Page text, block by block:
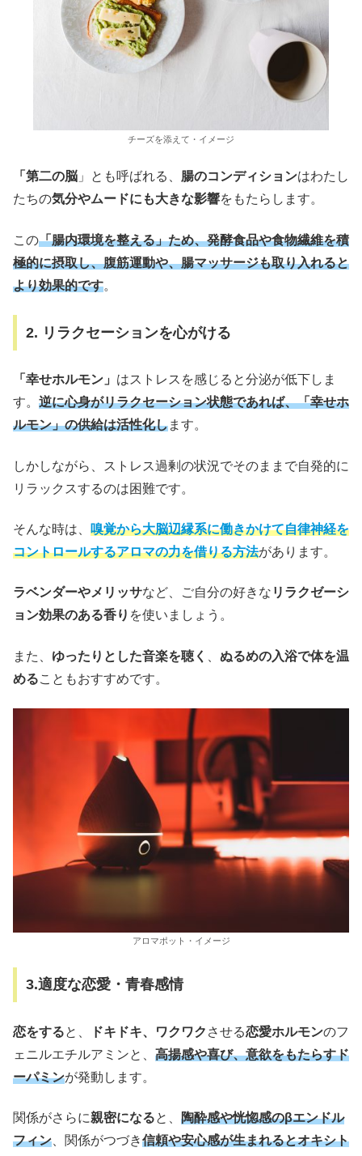
チーズを添えて・イメージ
「第二の脳 」とも呼ばれる、 腸のコンディションはわたし
たちの気分やムードにも大きな影響をもたらします。
この「腸内環境を整える」ため、発酵食品や食物繊維を積
極的に摂取し、腹筋運動や、腸マッサージも取り入れると
より効果的です。
2. リラクセーションを心がける
「幸せホルモン」 はストレスを感じると分泌が低下しま
す。 逆に心身がリラクセーション状態であれば、「幸せホ
ルモン」の供給は活性化します。
しかしながら、ストレス過剰の状況でそのままで自発的に
リラックスするのは困難です。
そんな時は、 嗅覚から大脳辺縁系に働きかけて自律神経を
コントロールするアロマの力を借りる方法があります。
ラベンダーやメリッサなど、ご自分の好きな リラクゼーシ
ョン効果のある香り を使いましょう。
また、 ゆったりとした音楽を聴く
ぬるめの入浴で体を温
めることもおすすめです。
アロマポット・イメージ
3.適度な恋愛・青春感情
恋をすると、 ドキドキ、ワクワク させる恋愛ホルモンのフ
ェニルエチルアミンと、 高揚感や喜び、意欲をもたらすド
ーパミンが発動します。
関係がさらに親密になると、 陶酔感や恍惚感のβエンドル
フィン 、関係がつづき信頼や安心感が生まれるとオキシト